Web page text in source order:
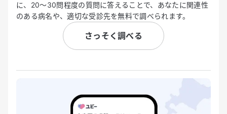
に、20〜30問程度の質問に答えることで、あなたに関連性
のある病名や、適切な受診先を無料で調べられます。
さっそく調べる